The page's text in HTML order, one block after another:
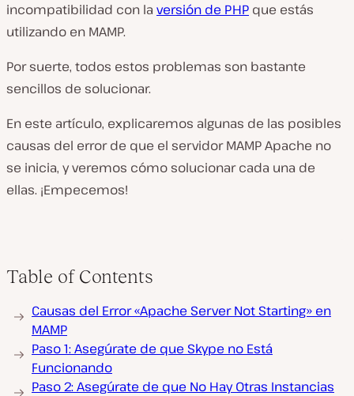
incompatibilidad con la versión de PHP que estás
utilizando en MAMP.
Por suerte, todos estos problemas son bastante
sencillos de solucionar.
En este artículo, explicaremos algunas de las posibles
causas del error de que el servidor MAMP Apache no
se inicia, y veremos cómo solucionar cada una de
ellas. ¡Empecemos!
Table of Contents
Causas del Error «Apache Server Not Starting» en
MAMP
Paso 1: Asegúrate de que Skype no Está
Funcionando
Paso 2: Asegúrate de que No Hay Otras Instancias